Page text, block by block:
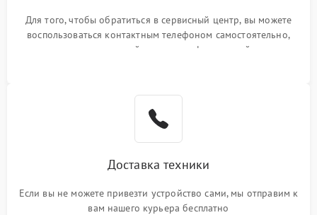
Для того, чтобы обратиться в сервисный центр, вы можете
воспользоваться контактным телефоном самостоятельно,
или оставить свой номер телефона на сайте
Доставка техники
Если вы не можете привезти устройство сами, мы отправим к
вам нашего курьера бесплатно